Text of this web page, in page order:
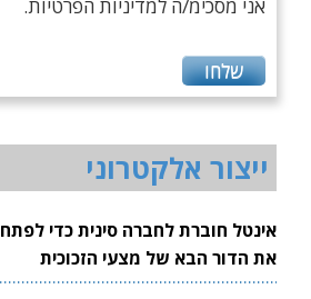
אני מסכימ/ה למדיניות הפרטיות.
ייצור אלקטרוני
אינטל חוברת לחברה סינית כדי לפתח
את הדור הבא של מצעי הזכוכית
לשבבים